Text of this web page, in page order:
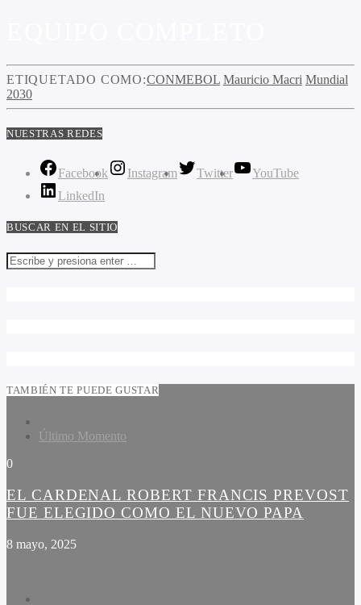
ETIQUETADO COMO:CONMEBOL Mauricio Macri Mundial
2030
NUESTRAS REDES
Facebook Instagram Twitter
YouTube
LinkedIn
BUSCAR EN EL SITIO
TAMBIÉN TE PUEDE GUSTAR
Último Momento
0
EL CARDENAL ROBERT FRANCIS PREVOST
FUE ELEGIDO COMO EL NUEVO PAPA
8 mayo, 2025